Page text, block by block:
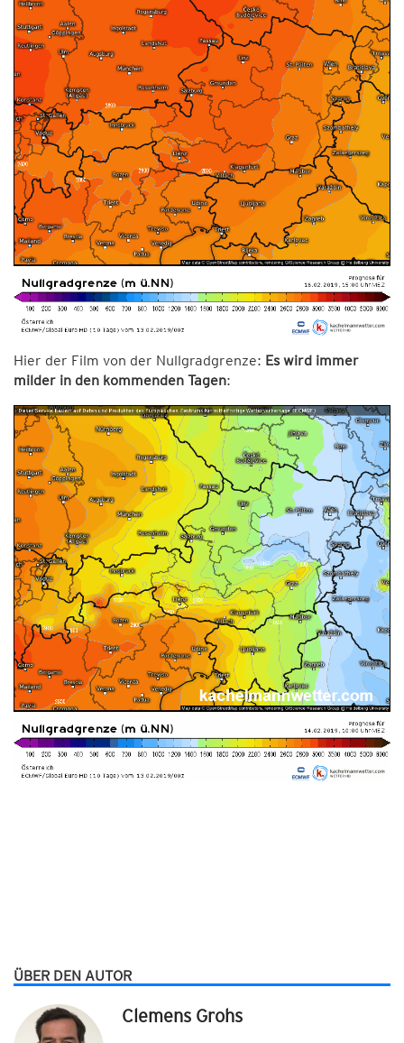
Hier der Film von der Nullgradgrenze: Es wird immer
milder in den kommenden Tagen:
ÜBER DEN AUTOR
Clemens Grohs